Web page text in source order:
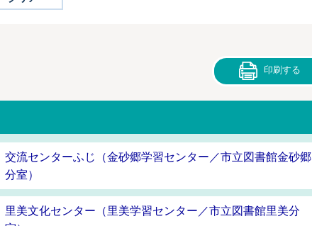
印刷する
交流センターふじ（金砂郷学習センター／市立図書館金砂郷
分室）
里美文化センター（里美学習センター／市立図書館里美分